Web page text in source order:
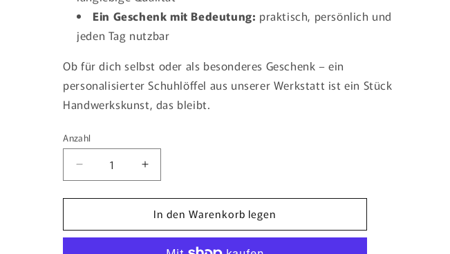
Ein Geschenk mit Bedeutung: praktisch, persönlich und
jeden Tag nutzbar
Ob für dich selbst oder als besonderes Geschenk – ein
personalisierter Schuhlöffel aus unserer Werkstatt ist ein Stück
Handwerkskunst, das bleibt.
Anzahl
Anzahl
Verringere
die
Menge
Schuhlöffel
Erhöhe
die
Menge
für
Schuhlöffel
In den Warenkorb legen